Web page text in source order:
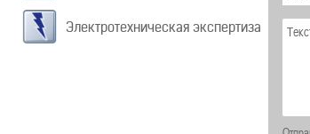
Электротехническая экспертиза